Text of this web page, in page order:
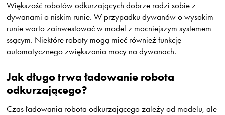
Większość robotów odkurzających dobrze radzi sobie z
dywanami o niskim runie. W przypadku dywanów o wysokim
runie warto zainwestować w model z mocniejszym systemem
ssącym. Niektóre roboty mogą mieć również funkcję
automatycznego zwiększania mocy na dywanach.
Jak długo trwa ładowanie robota
odkurzającego?
Czas ładowania robota odkurzającego zależy od modelu, ale